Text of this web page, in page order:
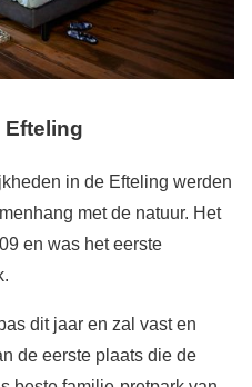
in de Efteling werden
met de natuur. Het
en was het eerste
dit jaar en zal vast en
de eerste plaats die de